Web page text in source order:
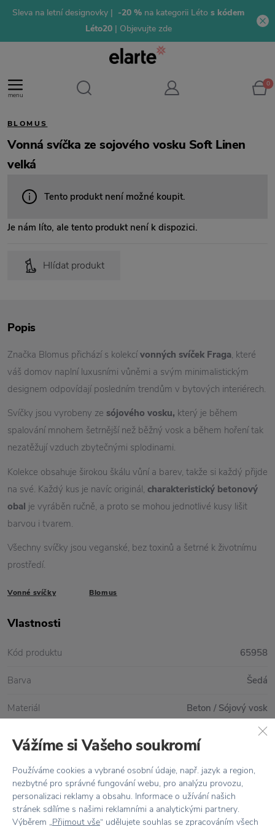
Sleva na letní designovky | -20 % na kategorii Léto s kódem
Léto20 | Objevujte zde
menu
0
BLOMUS
Vonná svíčka ze sojového vosku Soft Linen
velká
Tento produkt není možné koupit.
Je nám líto, ale tento produkt není k dispozici.
Hlídat produkt
Vše skladem,odesíláme ihned
Popis
Značka Blomus přichází s kolekcívonných svíček Fraga, které
váš domov naplní luxusními vůněmi a svým minimalistickým
designem odpovídají posledním trendům v bytových interiérech.
Svíčky jsou vyrobeny ze sójového vosku, který je během
spalování mnohem šetrnější než běžný vosk a během hoření tak
nezatěžují vzduch zbytečnými splodinami.
Kolekce obsahuje širokou škálu vůní a barev, takže si každý přijde
na své. Každý kus je navíc originál, charakteristický betonový
obal je vyráběn ručně, a proto se mohou jednotlivé kusy lišit
barvou i tvarem.
Všechny svíčky jsou veganské, bez toxinů a šetrné k životnímu
prostředí.
Vonné svíčky Blomus
Vlastnosti
Kód produktu 65958
Barva Šedá
Materiál Beton / Sójový vosk
Rozměr Ø: 13 cm x V: 6,5 cm
Vážíme si Vašeho soukromí
Používáme cookies a vybrané osobní údaje, např. jazyk a region,
nezbytné pro správné fungování webu, pro analýzu provozu,
personalizaci reklamy a obsahu. Informace o užívání našich
stránek sdílíme s našimi reklamními a analytickými partnery.
Výběrem „Přijmout vše“ udělujete souhlas se zpracováním všech